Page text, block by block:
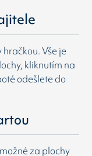
Vše je
kliknutím na
odešlete do
za plochy